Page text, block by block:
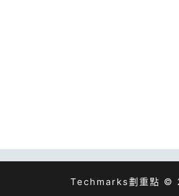
Techmarks劃重點 ©